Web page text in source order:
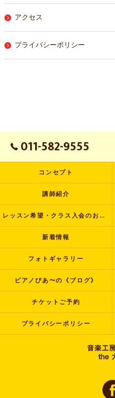
アクセス
プライバシーポリシー
011-582-9555
コンセプト
講師紹介
レッスン希望・クラス入会のお申し込み
新着情報
フォトギャラリー
ピアノぴあ〜の《ブログ》
チケットご予約
プライバシーポリシー